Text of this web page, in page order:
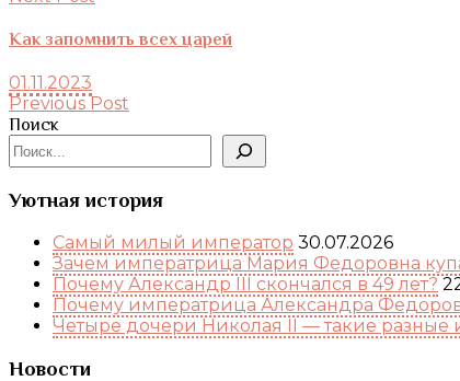
Как запомнить всех царей
01.11.2023
Previous Post
Поиск
Уютная история
Самый милый император 30.07.2026
Зачем императрица Мария Федоровна
Почему Александр III скончался в 49 лет?
Почему императрица Александра
Четыре дочери Николая II — такие разные
Новости